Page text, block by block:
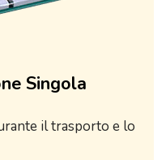
Singola
il trasporto e lo